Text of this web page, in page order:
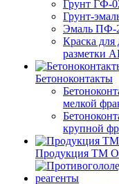
Грунт ГФ-
Грунт-
Эмаль ПФ-
Краска
разметки
Бетоноконтакты
мелкой
крупной
Продукция ТМ